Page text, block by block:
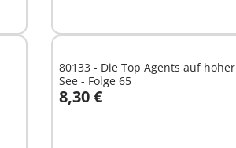
80133 - Die Top Agents auf hoher
See - Folge 65
8,30 €
In den Warenkorb